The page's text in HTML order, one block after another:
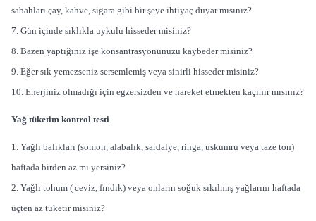
sabahları çay, kahve, sigara gibi bir şeye ihtiyaç duyar mısınız?
7. Gün içinde sıklıkla uykulu hisseder misiniz?
8. Bazen yaptığınız işe konsantrasyonunuzu kaybeder misiniz?
9. Eğer sık yemezseniz sersemlemiş veya sinirli hisseder misiniz?
10. Enerjiniz olmadığı için egzersizden ve hareket etmekten kaçınır mısınız?
Yağ tüketim kontrol testi
1. Yağlı balıkları (somon, alabalık, sardalye, ringa, uskumru veya taze ton)
haftada birden az mı yersiniz?
2. Yağlı tohum ( ceviz, fındık) veya onların soğuk sıkılmış yağlarını haftada
üçten az tüketir misiniz?